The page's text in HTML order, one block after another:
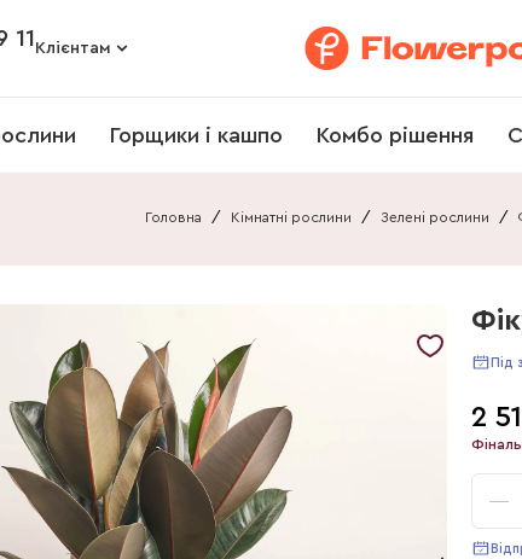
11 Клієнтам
Горщики і кашпо Комбо рішення
Головна / Кімнатні рослини / Зелені рослини /
Під
2